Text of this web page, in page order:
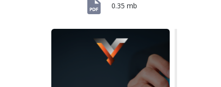
0.35 mb